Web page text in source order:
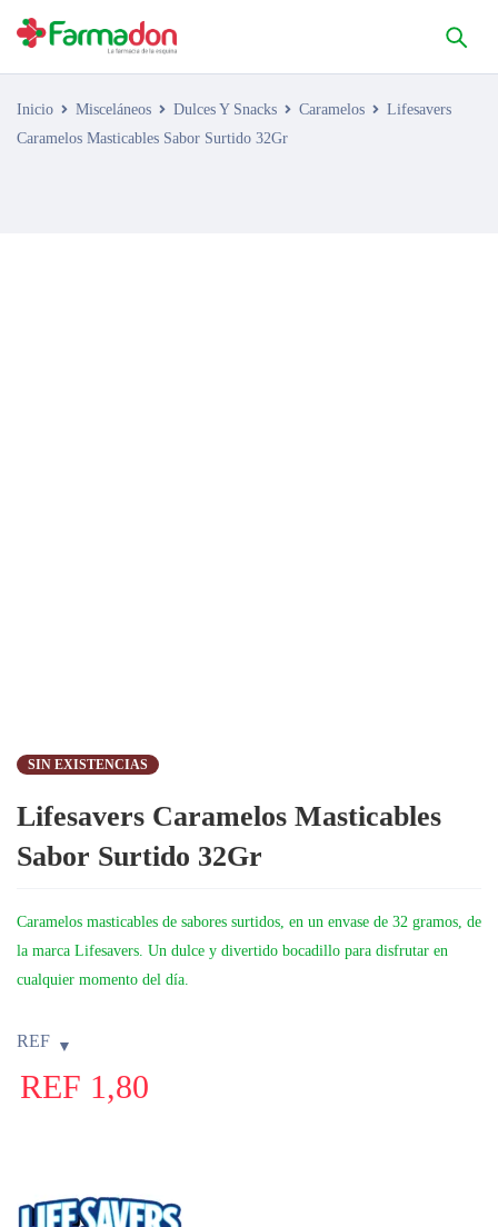
Inicio Misceláneos Dulces Y Snacks Caramelos
Lifesavers
Caramelos Masticables Sabor Surtido 32Gr
SIN EXISTENCIAS
Lifesavers Caramelos Masticables
Sabor Surtido 32Gr
Caramelos masticables de sabores surtidos, en un envase de 32 gramos, de
la marca Lifesavers. Un dulce y divertido bocadillo para disfrutar en
cualquier momento del día.
REF
REF 1,80